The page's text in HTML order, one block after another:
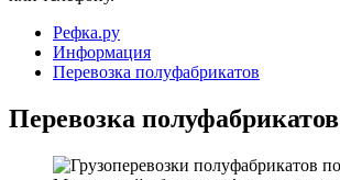
Рефка.ру
Информация
Перевозка полуфабрикатов
Перевозка полуфабрикатов